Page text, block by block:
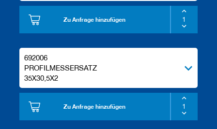
Zu Anfrage hinzufügen
692006
PROFILMESSERSATZ
35X30,5X2
Zu Anfrage hinzufügen